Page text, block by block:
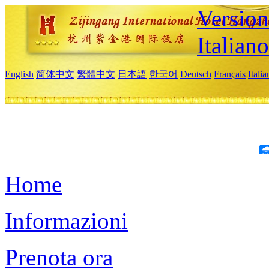
Italiano
English 简体中文 繁體中文 日本語 한국어 Deutsch Français
Home
Informazioni
Prenota ora